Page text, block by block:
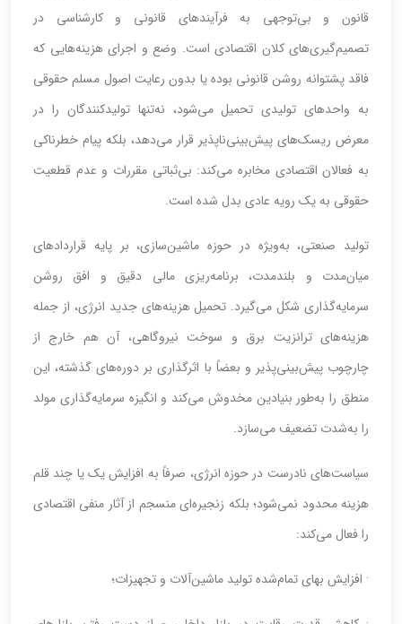
قانون و بی‌توجهی به فرآیندهای قانونی و کارشناسی در
تصمیم‌گیری‌های کلان اقتصادی است. وضع و اجرای هزینه‌هایی که
فاقد پشتوانه روشن قانونی بوده یا بدون رعایت اصول مسلم حقوقی
به واحدهای تولیدی تحمیل می‌شود، نه‌تنها تولیدکنندگان را در
معرض ریسک‌های پیش‌بینی‌ناپذیر قرار می‌دهد، بلکه پیام خطرناکی
به فعالان اقتصادی مخابره می‌کند: بی‌ثباتی مقررات و عدم قطعیت
حقوقی به یک رویه عادی بدل شده است.
تولید صنعتی، به‌ویژه در حوزه ماشین‌سازی، بر پایه قراردادهای
میان‌مدت و بلندمدت، برنامه‌ریزی مالی دقیق و افق روشن
سرمایه‌گذاری شکل می‌گیرد. تحمیل هزینه‌های جدید انرژی، از جمله
هزینه‌های ترانزیت برق و سوخت نیروگاهی، آن هم خارج از
چارچوب پیش‌بینی‌پذیر و بعضاً با اثرگذاری بر دوره‌های گذشته، این
منطق را به‌طور بنیادین مخدوش می‌کند و انگیزه سرمایه‌گذاری مولد
را به‌شدت تضعیف می‌سازد.
سیاست‌های نادرست در حوزه انرژی، صرفاً به افزایش یک یا چند قلم
هزینه محدود نمی‌شود؛ بلکه زنجیره‌ای منسجم از آثار منفی اقتصادی
را فعال می‌کند:
· افزایش بهای تمام‌شده تولید ماشین‌آلات و تجهیزات؛